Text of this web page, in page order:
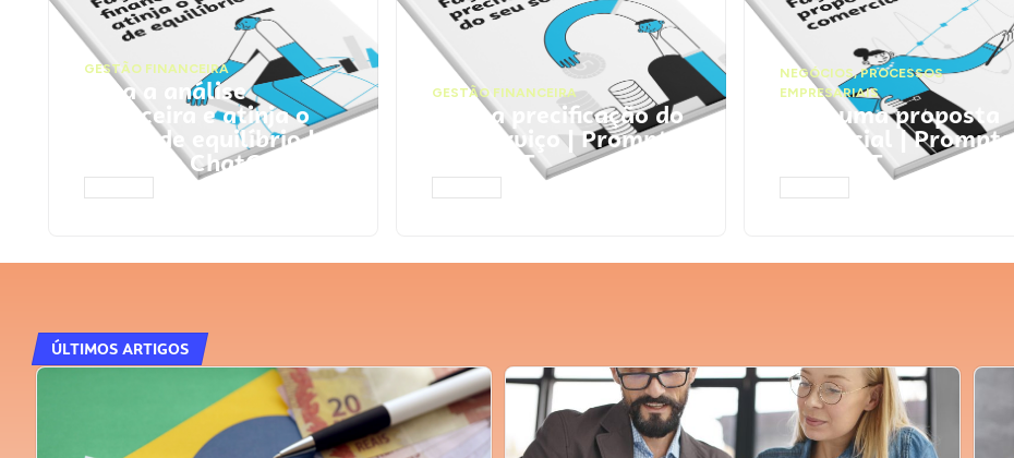
GESTÃO FINANCEIRA
Faça a análise
financeira e atinja o
ponto de equilíbrio |
Prompts ChatGPT
GESTÃO FINANCEIRA
Faça a precificação do
seu serviço | Prompts
ChatGPT
NEGÓCIOS,PROCESSOS
EMPRESARIAIS
Faça uma proposta
comercial | Prompts
ChatGPT
ÚLTIMOS ARTIGOS